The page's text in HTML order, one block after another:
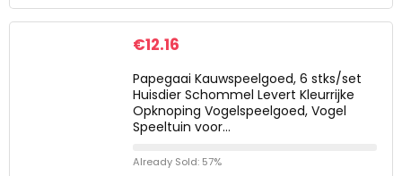
€12.16
Papegaai Kauwspeelgoed, 6 stks/set
Huisdier Schommel Levert Kleurrijke
Opknoping Vogelspeelgoed, Vogel
Speeltuin voor…
Already Sold: 57%